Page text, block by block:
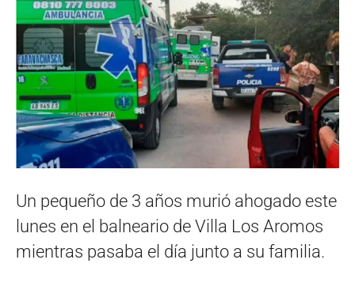
Un pequeño de 3 años murió ahogado este
lunes en el balneario de Villa Los Aromos
mientras pasaba el día junto a su familia.